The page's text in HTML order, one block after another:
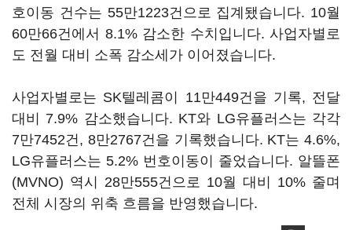
호이동 건수는 55만1223건으로 집계됐습니다. 10월
60만66건에서 8.1% 감소한 수치입니다. 사업자별로
도 전월 대비 소폭 감소세가 이어졌습니다.
사업자별로는 SK텔레콤이 11만449건을 기록, 전달
대비 7.9% 감소했습니다. KT와 LG유플러스는 각각
7만7452건, 8만2767건을 기록했습니다. KT는 4.6%,
LG유플러스는 5.2% 번호이동이 줄었습니다. 알뜰폰
(MVNO) 역시 28만555건으로 10월 대비 10% 줄며
전체 시장의 위축 흐름을 반영했습니다.